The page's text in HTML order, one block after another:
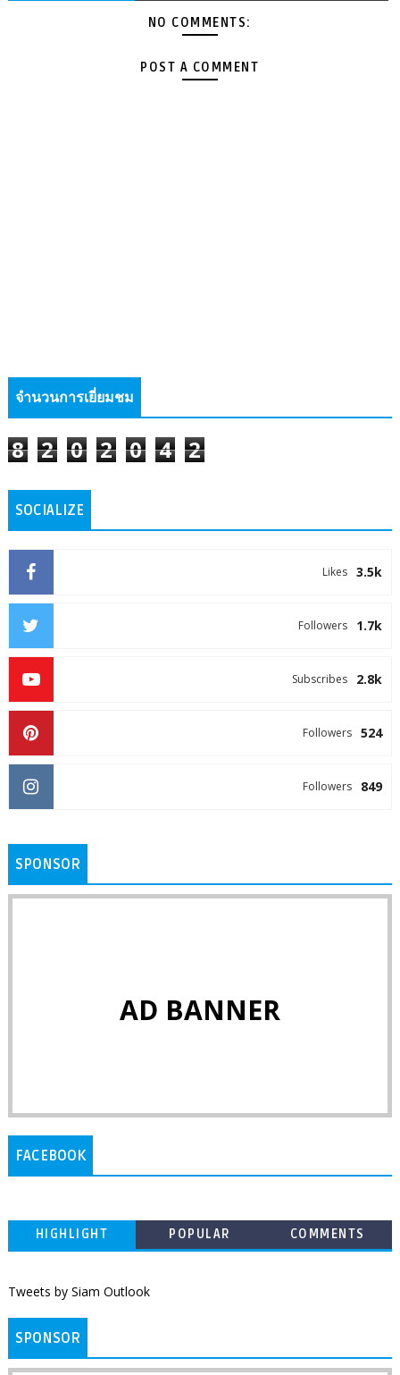
NO COMMENTS:
POST A COMMENT
จำนวนการเยี่ยมชม
8 2 0 2 0 4 2
SOCIALIZE
3.5k
Likes
1.7k
Followers
2.8k
Subscribes
524
Followers
849
Followers
SPONSOR
AD BANNER
FACEBOOK
HIGHLIGHT POPULAR COMMENTS
Tweets by Siam Outlook
SPONSOR